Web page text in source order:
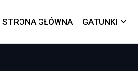
STRONA GŁÓWNA GATUNKI